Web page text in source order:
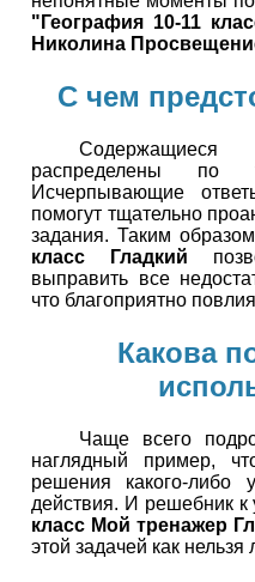
"География 10-11
Николина
С чем
распределены по
Исчерпывающие
помогут тщательно
задания. Таким
класс Гладкий
выправить все
что благоприятно
Какова
Чаще всего
наглядный пример,
решения какого-либо
действия. И решебник к
класс Мой тренажер
этой задачей как нельзя